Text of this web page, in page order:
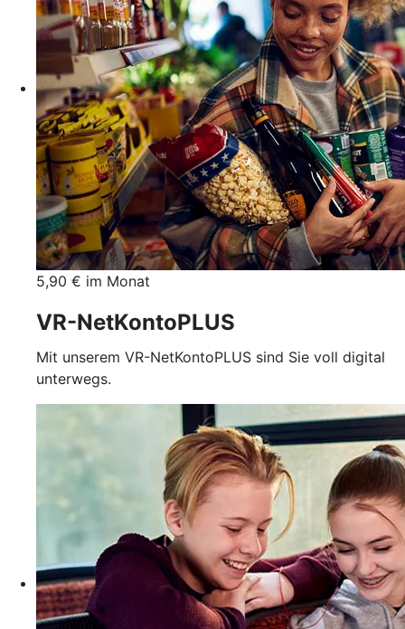
5,90 € im Monat
VR-NetKontoPLUS
Mit unserem VR-NetKontoPLUS sind Sie voll digital
unterwegs.